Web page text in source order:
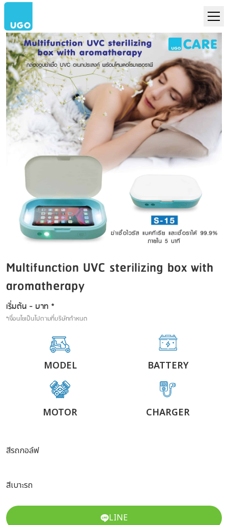
Multifunction
UVC sterilizing
box with
aromatherapy
Multifunction UVC sterilizing box with
aromatherapy
เริ่มต้น - บาท *
*เงื่อนไขเป็นไปตามที่บริษัทกำหนด
MODEL BATTERY
MOTOR CHARGER
สีรถกอล์ฟ
สีเบาะรถ
LINE